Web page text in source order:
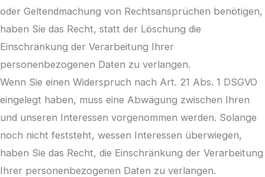
oder Geltendmachung von Rechtsansprüchen benötigen,
haben Sie das Recht, statt der Löschung die
Einschränkung der Verarbeitung Ihrer
personenbezogenen Daten zu verlangen.
Wenn Sie einen Widerspruch nach Art. 21 Abs. 1 DSGVO
eingelegt haben, muss eine Abwägung zwischen Ihren
und unseren Interessen vorgenommen werden. Solange
noch nicht feststeht, wessen Interessen überwiegen,
haben Sie das Recht, die Einschränkung der Verarbeitung
Ihrer personenbezogenen Daten zu verlangen.